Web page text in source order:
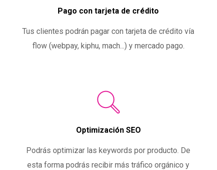
Pago con tarjeta de crédito
Tus clientes podrán pagar con tarjeta de crédito vía
flow (webpay, kiphu, mach...) y mercado pago.
Optimización SEO
Podrás optimizar las keywords por producto. De
esta forma podrás recibir más tráfico orgánico y